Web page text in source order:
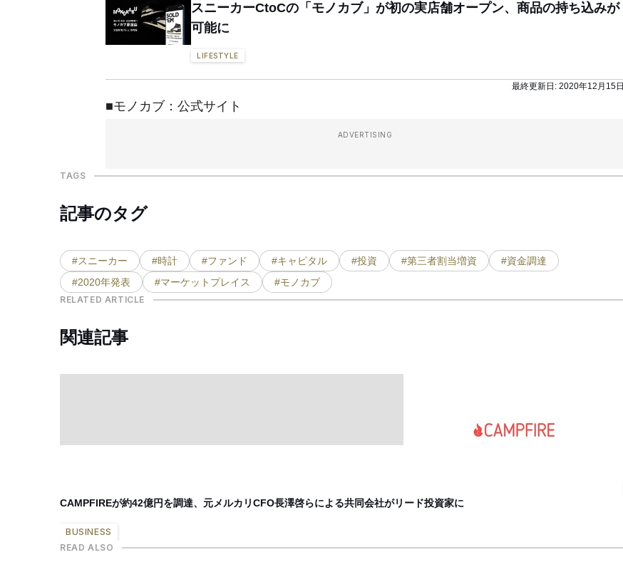
スニーカーCtoCの「モノカブ」が初の実店舗オープン、商品の持ち込みが
可能に
LIFESTYLE
最終更新日: 2020年12月15日
■モノカブ：公式サイト
ADVERTISING
TAGS
記事のタグ
#スニーカー #時計 #ファンド #キャピタル #投資 #第三者割当増資
#資金調達
#2020年発表
#マーケットプレイス #モノカブ
RELATED ARTICLE
関連記事
CAMPFIREが約42億円を調達、元メルカリCFO長澤啓らによる共同会社がリード投資家に
BUSINESS
READ ALSO